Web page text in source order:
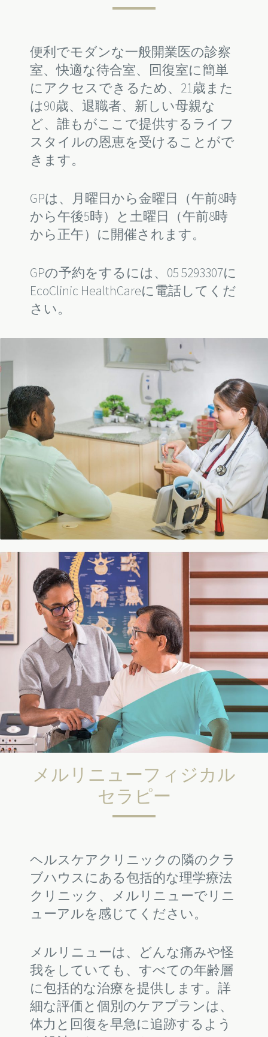
便利でモダンな一般開業医の診察
室、快適な待合室、回復室に簡単
にアクセスできるため、21歳また
は90歳、退職者、新しい母親な
ど、誰もがここで提供するライフ
スタイルの恩恵を受けることがで
きます。
GPは、月曜日から金曜日（午前8時
から午後5時）と土曜日（午前8時
から正午）に開催されます。
GPの予約をするには、05 5293307に
EcoClinic HealthCareに電話してくだ
さい。
メルリニューフィジカル
セラピー
ヘルスケアクリニックの隣のクラ
ブハウスにある包括的な理学療法
クリニック、メルリニューでリニ
ューアルを感じてください。
メルリニューは、どんな痛みや怪
我をしていても、すべての年齢層
に包括的な治療を提供します。詳
細な評価と個別のケアプランは、
体力と回復を早急に追跡するよう